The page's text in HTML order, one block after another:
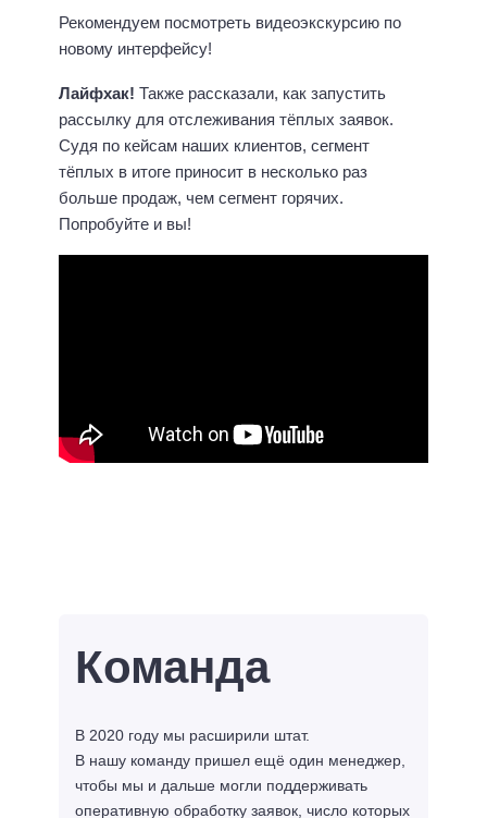
Рекомендуем посмотреть видеоэкскурсию по
новому интерфейсу!
Лайфхак! Также рассказали, как запустить
рассылку для отслеживания тёплых заявок.
Судя по кейсам наших клиентов, сегмент
тёплых в итоге приносит в несколько раз
больше продаж, чем сегмент горячих.
Попробуйте и вы!
Команда
В 2020 году мы расширили штат.
В нашу команду пришел ещё один менеджер,
чтобы мы и дальше могли поддерживать
оперативную обработку заявок, число которых